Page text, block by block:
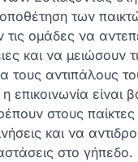
των
τις ομάδες να
και να μειώσουν
τους αντιπάλους
επικοινωνία είναι
στους
και να
στο γήπεδο.